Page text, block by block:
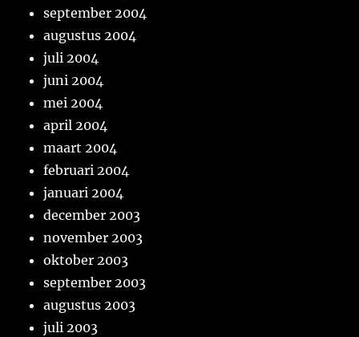
september 2004
augustus 2004
juli 2004
juni 2004
mei 2004
april 2004
maart 2004
februari 2004
januari 2004
december 2003
november 2003
oktober 2003
september 2003
augustus 2003
juli 2003